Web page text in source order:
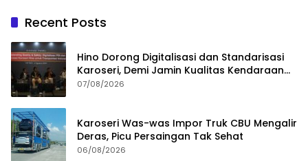
Recent Posts
Hino Dorong Digitalisasi dan Standarisasi
Karoseri, Demi Jamin Kualitas Kendaraan
Pelanggan
07/08/2026
Karoseri Was-was Impor Truk CBU Mengalir
Deras, Picu Persaingan Tak Sehat
06/08/2026